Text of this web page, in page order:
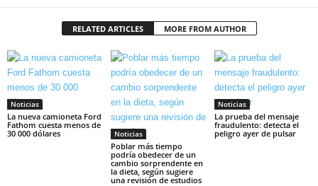
RELATED ARTICLES MORE FROM AUTHOR
Noticias
La nueva camioneta Ford
Fathom cuesta menos de
30 000 dólares
Noticias
Poblar más tiempo
podría obedecer de un
cambio sorprendente en
la dieta, según sugiere
una revisión de estudios
Noticias
La prueba del mensaje
fraudulento: detecta el
peligro ayer de pulsar